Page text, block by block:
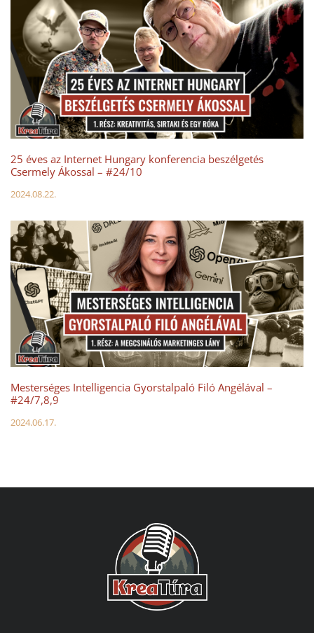
25 éves az Internet Hungary konferencia beszélgetés
Csermely Ákossal – #24/10
2024.08.22.
Mesterséges Intelligencia Gyorstalpaló Filó Angélával –
#24/7,8,9
2024.06.17.